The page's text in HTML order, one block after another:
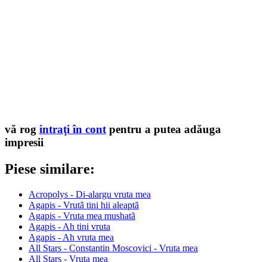
vă rog intraţi în cont pentru a putea adăuga
impresii
Piese similare:
Acropolys - Di-alargu vruta mea
Agapis - Vrutã tini hii aleaptã
Agapis - Vruta mea mushatã
Agapis - Ah tini vruta
Agapis - Ah vruta mea
All Stars - Constantin Moscovici - Vruta mea
All Stars - Vruta mea